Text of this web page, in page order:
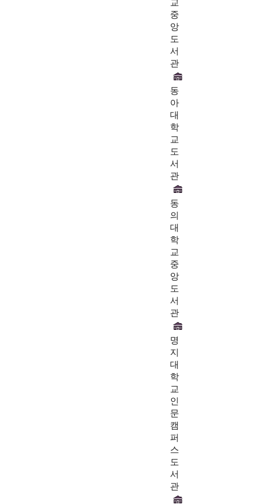
교
중
앙
도
서
관
동
아
대
학
교
도
서
관
동
의
대
학
교
중
앙
도
서
관
명
지
대
학
교
인
문
캠
퍼
스
도
서
관